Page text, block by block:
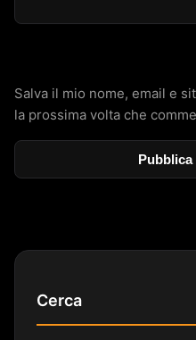
Salva il mio nome, email e
la prossima volta che
Cerca